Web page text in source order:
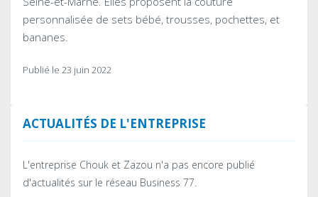
personnalisée de sets bébé, trousses, pochettes, et
bananes.
Publié le 23 juin 2022
ACTUALITÉS DE L'ENTREPRISE
L'entreprise Chouk et Zazou n'a pas encore publié
d'actualités sur le réseau Business 77.